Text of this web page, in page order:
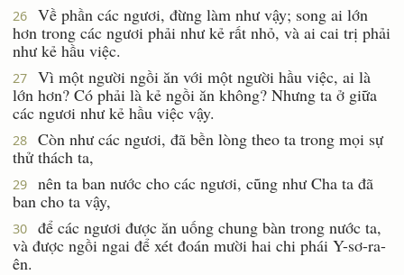
26
Về phần các ngươi, đừng làm như vậy; song ai lớn
hơn trong các ngươi phải như kẻ rất nhỏ, và ai cai trị phải
như kẻ hầu việc.
27
Vì một người ngồi ăn với một người hầu việc, ai là
lớn hơn? Có phải là kẻ ngồi ăn không? Nhưng ta ở giữa
các ngươi như kẻ hầu việc vậy.
28
Còn như các ngươi, đã bền lòng theo ta trong mọi sự
thử thách ta,
29
nên ta ban nước cho các ngươi, cũng như Cha ta đã
ban cho ta vậy,
30
để các ngươi được ăn uống chung bàn trong nước ta,
và được ngồi ngai để xét đoán mười hai chi phái Y-sơ-ra-
ên.